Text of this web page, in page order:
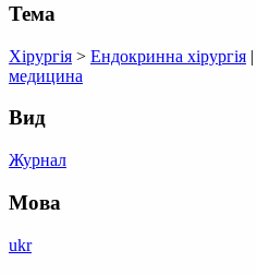
Тема
Хірургія > Ендокринна хірургія |
медицина
Вид
Журнал
Мова
ukr